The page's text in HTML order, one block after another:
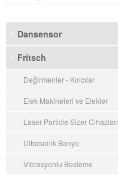
Dansensor
Fritsch
Değirmenler - Kırıcılar
Elek Makineleri ve Elekler
Laser Particle Sizer Cihazları
Ultrasonik Banyo
Vibrasyonlu Besleme